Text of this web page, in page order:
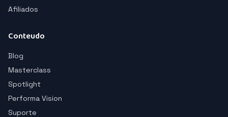
Afiliados
Conteudo
Blog
Masterclass
Spotlight
Performa Vision
Suporte